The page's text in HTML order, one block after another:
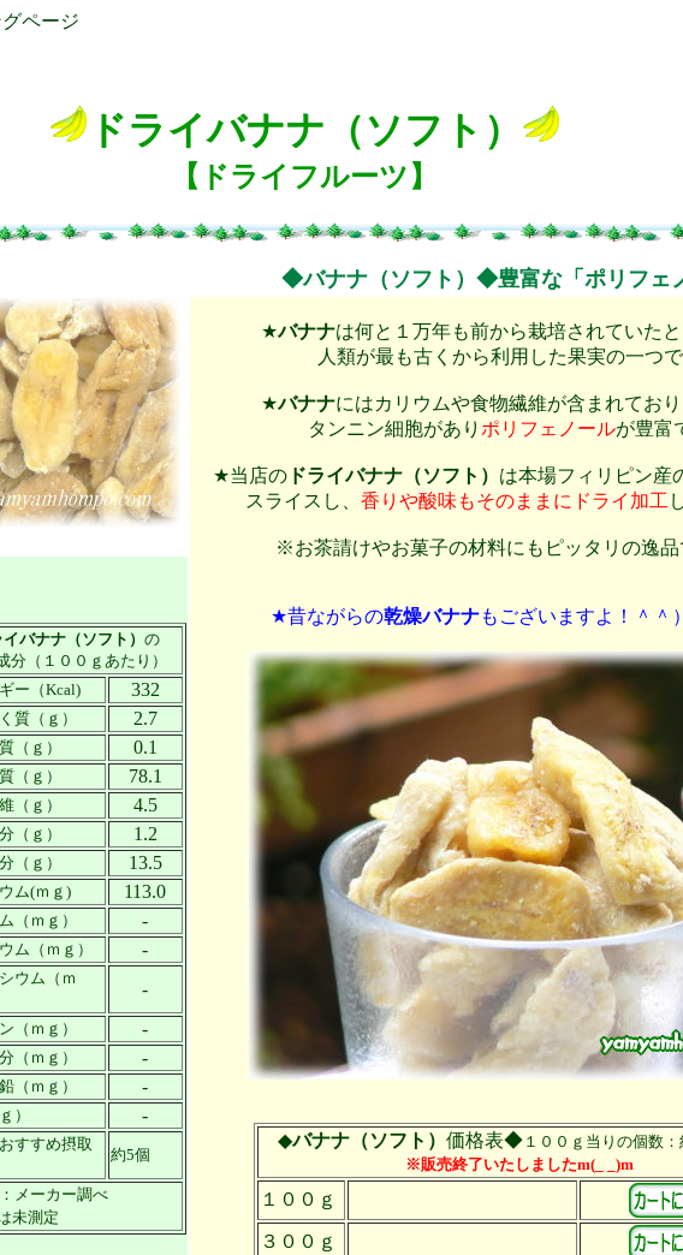
ページ
ドライバナナ（ソフト）
【ドライフルーツ】
◆バナナ（ソフト）◆豊富な「ポリフェ
★バナナは何と１万年も前から栽培されていたと
人類が最も古くから利用した果実の一つで
★バナナにはカリウムや食物繊維が含まれてお
タンニン細胞があり ポリフェノールが豊富
★当店のドライバナナ（ソフト） は本場フィリピン産
スライスし、 香りや酸味もそのままにドライ加工
※お茶請けやお菓子の材料にもピッタリの逸
★昔ながらの乾燥バナナもございますよ！＾＾
◆バナナ（ソフト） 価格表◆ １００ｇ当りの個数
※販売終了いたしましたm(_ _)m
１００ｇ
３００ｇ
イバナナ（ソフト） の
分（１００ｇあたり）
ー（Kcal)
332
質（ｇ） 2.7
ｇ） 0.1
ｇ） 78.1
（ｇ） 4.5
ｇ） 1.2
ｇ） 13.5
ム(ｍｇ) 113.0
（ｍｇ） -
ム（ｍｇ） -
ウム（ｍ
-
ｍｇ） -
ｍｇ） -
ｍｇ） -
） -
すすめ摂取
約5個
メーカー調べ
未測定